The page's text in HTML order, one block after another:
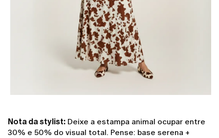
Nota da stylist: Deixe a estampa animal ocupar entre
30% e 50% do visual total. Pense: base serena +